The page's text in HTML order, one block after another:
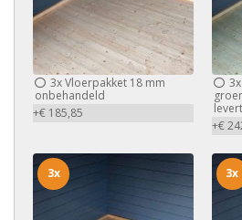
3xVloerpakket 18 mm
onbehandeld
+€ 185,85
3x
+€
3x 3x